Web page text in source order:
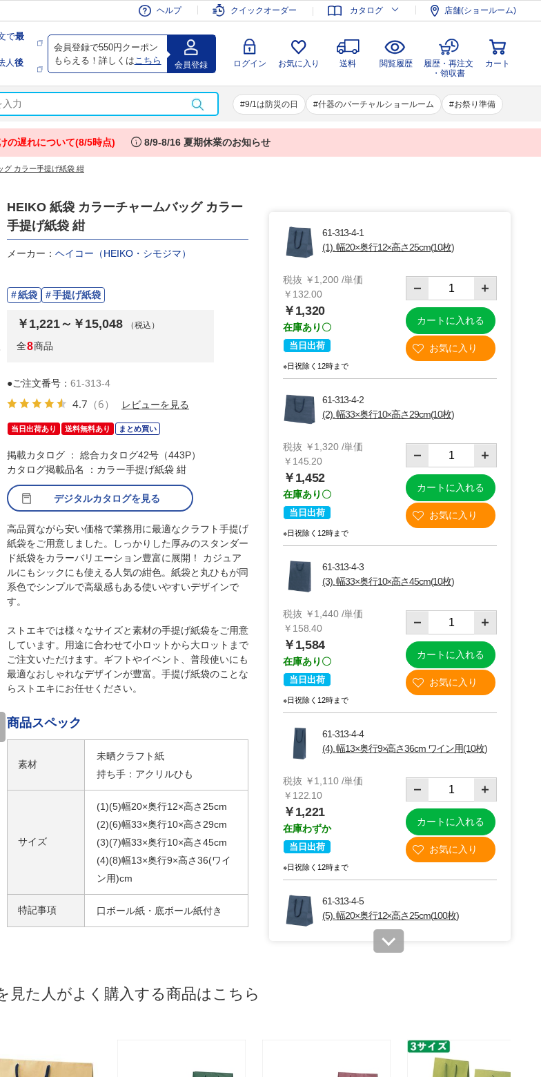
ヘルプ クイックオーダー カタログ 店舗(ショールーム)
で最
人後
会員登録で550円クーポン
もらえる！詳しくは こちら 会員登録 ログイン お気に入り 送料 閲覧履歴
履歴・再注文
・領収書
カート
9/1は防災の日 什器のバーチャルショールーム お祭り準備
会員登録 ログイン お気に入り 送料 閲覧履歴
履歴・再注文
・領収書
カート
の遅れについて(8/5時点) info 8/9-8/16 夏期休業のお知らせ
グ カラー手提げ紙袋 紺
(1)20×12×25cm 10枚 (2)33×10×29cm 10枚
シール 片糊
シールピーラー
￥4,290
61-812-20
HEIKO 紙袋 カラーチャームバッグ カラー
手提げ紙袋 紺
メーカー： ヘイコー（HEIKO・シモジマ）
紙袋 手提げ紙袋
￥1,221～￥15,048 （税込）
全8商品
●ご注文番号： 61-313-4
4.7 （6） レビューを見る
当日出荷あり 送料無料あり まとめ買い
掲載カタログ ： 総合カタログ42号（443P）
デジタルカタログを見る
カタログ掲載品名 ：カラー手提げ紙袋 紺
高品質ながら安い価格で業務用に最適なクラフト手提げ
紙袋をご用意しました。しっかりした厚みのスタンダー
ド紙袋をカラーバリエーション豊富に展開！ カジュア
ルにもシックにも使える人気の紺色。紙袋と丸ひもが同
系色でシンプルで高級感もある使いやすいデザインで
す。
ストエキでは様々なサイズと素材の手提げ紙袋をご用意
しています。用途に合わせて小ロットから大ロットまで
ご注文いただけます。ギフトやイベント、普段使いにも
最適なおしゃれなデザインが豊富。手提げ紙袋のことな
らストエキにお任せください。
商品スペック
素材
未晒クラフト紙
持ち手：アクリルひも
サイズ
(1)(5)幅20×奥行12×高さ25cm
(2)(6)幅33×奥行10×高さ29cm
(3)(7)幅33×奥行10×高さ45cm
(4)(8)幅13×奥行9×高さ36(ワイ
ン用)cm
特記事項 口ボール紙・底ボール紙付き
61-313-4-1
(1). 幅20×奥行12×高さ25cm(10枚)
税抜 ￥1,200 /単価
￥132.00
￥1,320
在庫あり〇
当日出荷
※日祝除く12時まで
カートに入れる
61-313-4-2
(2). 幅33×奥行10×高さ29cm(10枚)
税抜 ￥1,320 /単価
￥145.20
￥1,452
在庫あり〇
当日出荷
※日祝除く12時まで
カートに入れる
61-313-4-3
(3). 幅33×奥行10×高さ45cm(10枚)
税抜 ￥1,440 /単価
￥158.40
￥1,584
在庫あり〇
当日出荷
※日祝除く12時まで
カートに入れる
61-313-4-4
(4). 幅13×奥行9×高さ36cm ワイン用(10枚)
税抜 ￥1,110 /単価
￥122.10
￥1,221
在庫わずか
当日出荷
※日祝除く12時まで
カートに入れる
61-313-4-5
(5). 幅20×奥行12×高さ25cm(100枚)
(6). 幅33×奥行10×高さ29cm(100枚)
見た人がよく購入する商品はこちら